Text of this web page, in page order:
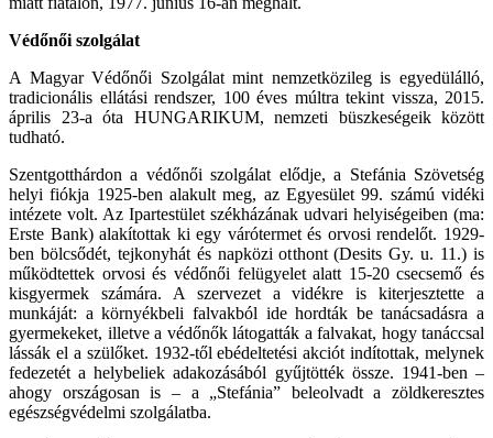
Védőnői szolgálat
A Magyar Védőnői Szolgálat mint nemzetközileg is egyedülálló,
tradicionális ellátási rendszer, 100 éves múltra tekint vissza, 2015.
április 23-a óta HUNGARIKUM, nemzeti büszkeségeik között
tudható.
Szentgotthárdon a védőnői szolgálat elődje, a Stefánia Szövetség
helyi fiókja 1925-ben alakult meg, az Egyesület 99. számú vidéki
intézete volt. Az Ipartestület székházának udvari helyiségeiben (ma:
Erste Bank) alakítottak ki egy várótermet és orvosi rendelőt. 1929-
ben bölcsődét, tejkonyhát és napközi otthont (Desits Gy. u. 11.) is
működtettek orvosi és védőnői felügyelet alatt 15-20 csecsemő és
kisgyermek számára. A szervezet a vidékre is kiterjesztette a
munkáját: a környékbeli falvakból ide hordták be tanácsadásra a
gyermekeket, illetve a védőnők látogatták a falvakat, hogy tanáccsal
lássák el a szülőket. 1932-től ebédeltetési akciót indítottak, melynek
fedezetét a helybeliek adakozásából gyűjtötték össze. 1941-ben –
ahogy országosan is – a „Stefánia” beleolvadt a zöldkeresztes
egészségvédelmi szolgálatba.